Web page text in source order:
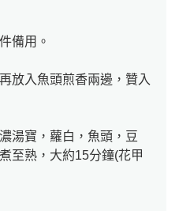
備用。
放入魚頭煎香兩邊，贊入
湯寶，蘿白，魚頭，豆
至熟，大約15分鐘(花甲